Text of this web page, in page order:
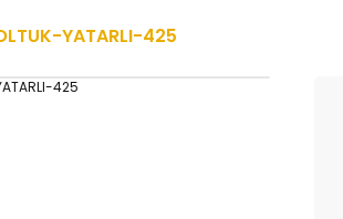
YATARLI-425